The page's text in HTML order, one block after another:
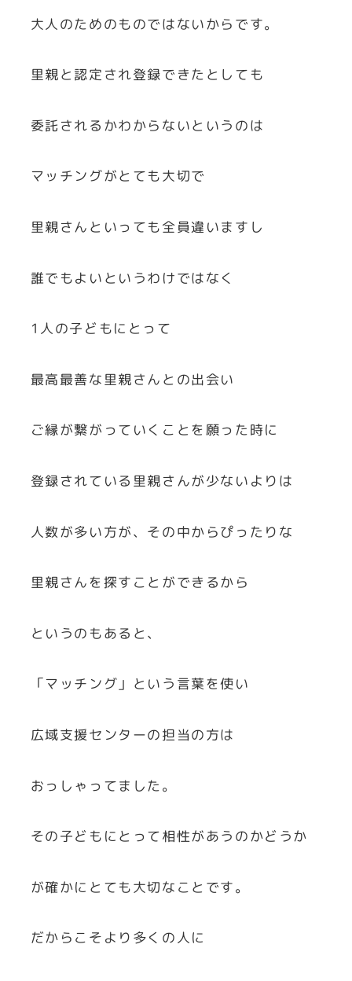
大人のためのものではないからです。
里親と認定され登録できたとしても
委託されるかわからないというのは
マッチングがとても大切で
里親さんといっても全員違いますし
誰でもよいというわけではなく
1人の子どもにとって
最高最善な里親さんとの出会い
ご縁が繋がっていくことを願った時に
登録されている里親さんが少ないよりは
人数が多い方が、その中からぴったりな
里親さんを探すことができるから
というのもあると、
「マッチング」という言葉を使い
広域支援センターの担当の方は
おっしゃってました。
その子どもにとって相性があうのかどうか
が確かにとても大切なことです。
だからこそより多くの人に